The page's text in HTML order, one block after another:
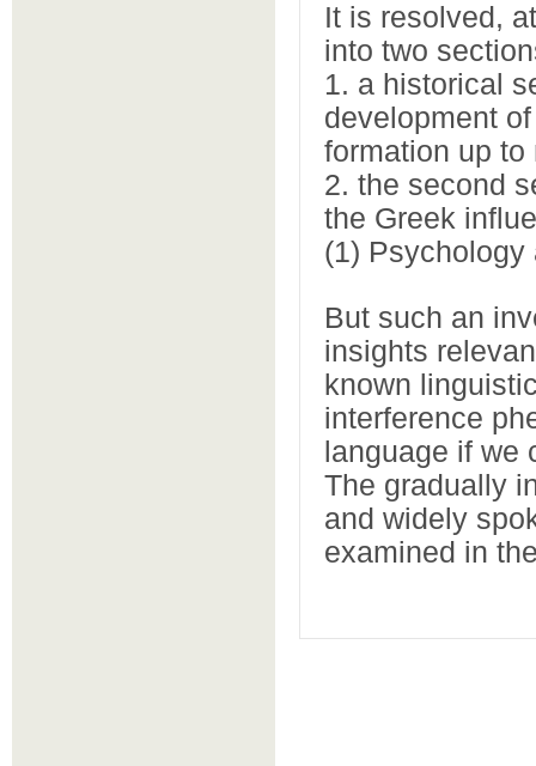
It is resolved,
into two
1. a historical
development
formation up to
2. the second
the Greek
(1) Psychology
But such an
insights
known
interference
language if
The gradually
and widely
examined in